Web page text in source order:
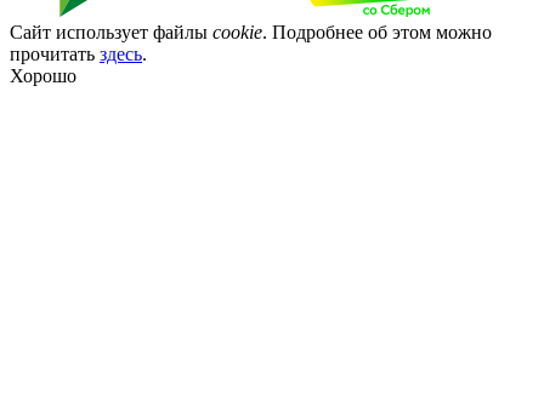
Сайт использует файлы cookie. Подробнее об этом можно
прочитать здесь.
Хорошо